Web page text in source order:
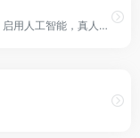
使用多功能 AI 语音生成器从文本到语音，启用人工智能，真人的声音，在几分钟内制作出录音棚品质的配音。将 Murf 逼真的 AI 声音用于播客、视频和所有专业演示